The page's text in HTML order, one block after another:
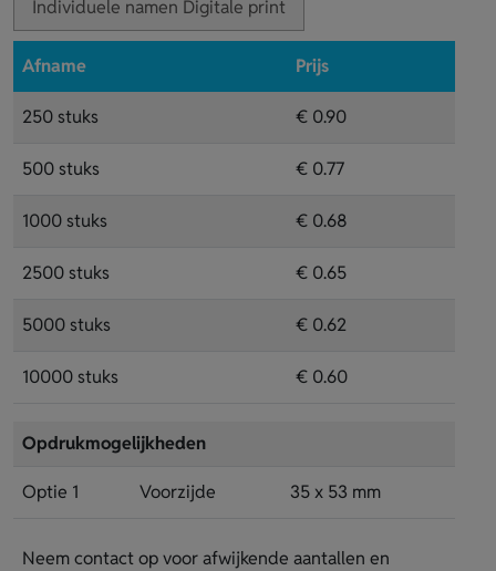
Individuele namen Digitale print
Afname Prijs
250 stuks € 0.90
500 stuks € 0.77
1000 stuks € 0.68
2500 stuks € 0.65
5000 stuks € 0.62
10000 stuks € 0.60
Opdrukmogelijkheden
Optie 1 Voorzijde 35 x 53 mm
Neem contact op voor afwijkende aantallen en